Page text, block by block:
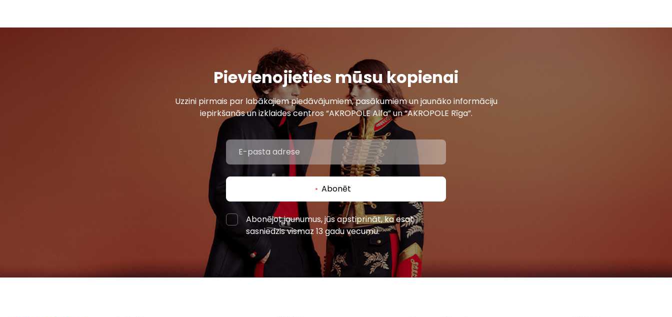
Pievienojieties mūsu kopienai
Uzzini pirmais par labākajiem piedāvājumiem, pasākumiem un jaunāko informāciju
iepirkšanās un izklaides centros “AKROPOLE Alfa” un “AKROPOLE Rīga”.
Abonēt
Abonējot jaunumus, jūs apstiprināt, ka esat
sasniedzis vismaz 13 gadu vecumu.